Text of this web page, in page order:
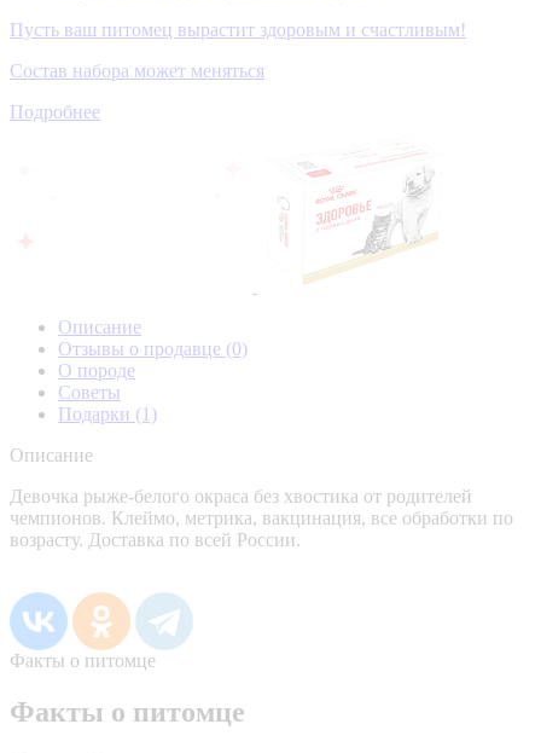
Пусть ваш питомец вырастит здоровым и счастливым!
Состав набора может меняться
Подробнее
Описание
Отзывы о продавце (0)
О породе
Советы
Подарки (1)
Описание
Девочка рыже-белого окраса без хвостика от родителей
чемпионов. Клеймо, метрика, вакцинация, все обработки по
возрасту. Доставка по всей России.
Факты о питомце
Факты о питомце